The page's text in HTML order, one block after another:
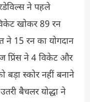
ने पहले
खोकर 89 रन
ने 15 रन का योगदान
प्रिंस ने 4 विकेट और
बड़ा स्कोर नहीं बनाने
बैचलर योद्धा ने